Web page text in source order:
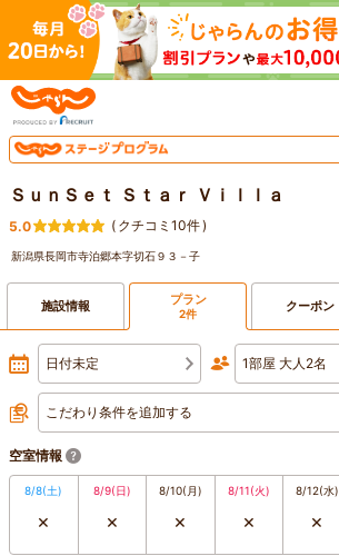
ＳｕｎＳｅｔ Ｓｔａｒ Ｖｉｌｌａ
5.0 ( クチコミ10件)
新潟県長岡市寺泊郷本字切石９３－子
施設情報 プラン
2件 クーポン
日付未定 1部屋 大人2名
こだわり条件を追加する
空室情報
8/8(土)
×
8/9(日)
×
8/10(月)
×
8/11(火)
×
8/12(水)
×